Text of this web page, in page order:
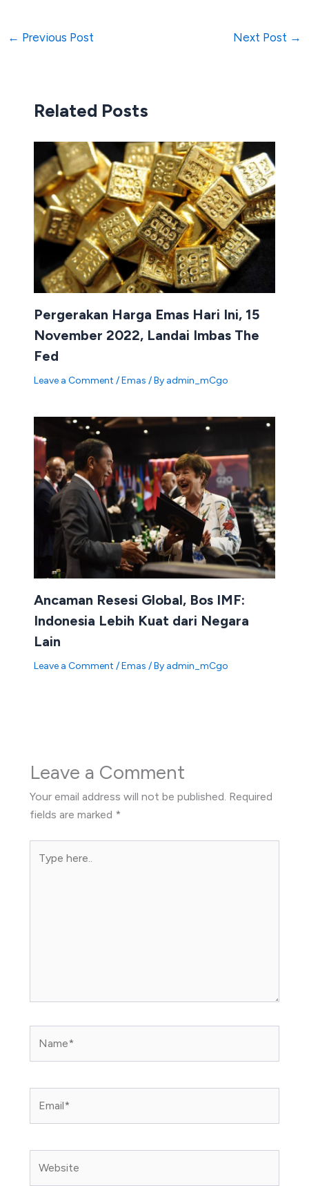
← Previous Post Next Post →
Related Posts
Pergerakan Harga Emas Hari Ini, 15
November 2022, Landai Imbas The
Fed
Leave a Comment /Emas / By admin_mCgo
Ancaman Resesi Global, Bos IMF:
Indonesia Lebih Kuat dari Negara
Lain
Leave a Comment /Emas / By admin_mCgo
Leave a Comment
Your email address will not be published. Required
fields are marked *
here..